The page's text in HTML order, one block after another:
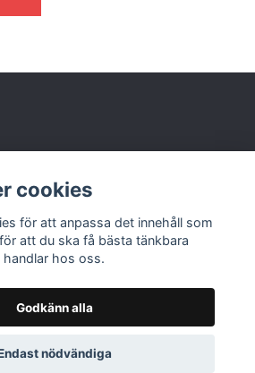
© 2026 Nolbox AB
cookies
för att anpassa det innehåll som
att du ska få bästa tänkbara
handlar hos oss.
Godkänn alla
nödvändiga